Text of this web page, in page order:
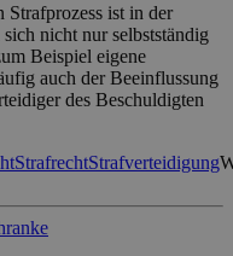
ist in der
nicht nur selbstständig
Beispiel eigene
auch der Beeinflussung
des Beschuldigten
StrafrechtStrafverteidigung